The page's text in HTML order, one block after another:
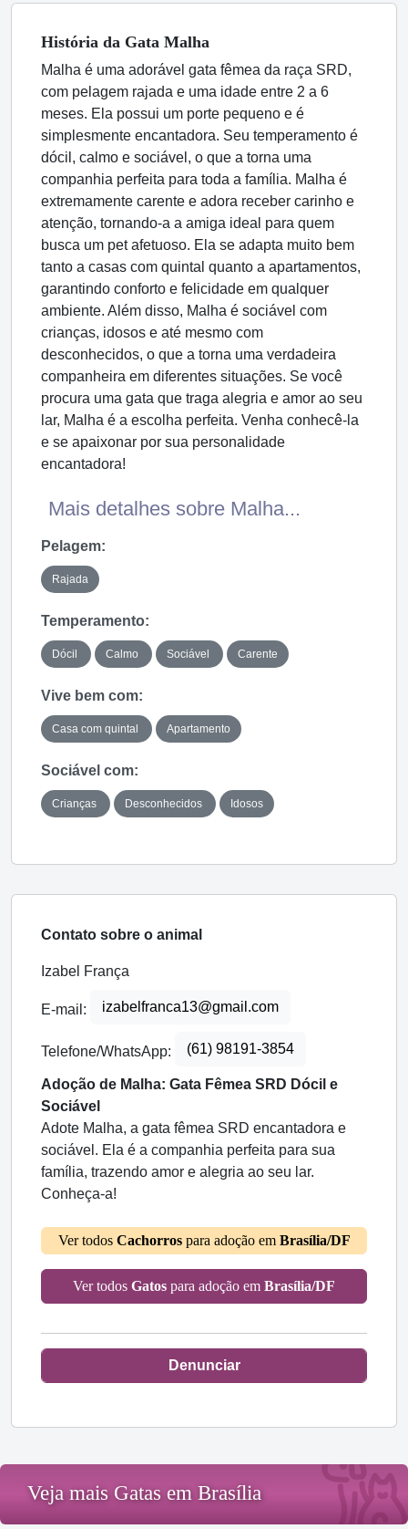
História da Gata Malha
Malha é uma adorável gata fêmea da raça SRD,
com pelagem rajada e uma idade entre 2 a 6
meses. Ela possui um porte pequeno e é
simplesmente encantadora. Seu temperamento é
dócil, calmo e sociável, o que a torna uma
companhia perfeita para toda a família. Malha é
extremamente carente e adora receber carinho e
atenção, tornando-a a amiga ideal para quem
busca um pet afetuoso. Ela se adapta muito bem
tanto a casas com quintal quanto a apartamentos,
garantindo conforto e felicidade em qualquer
ambiente. Além disso, Malha é sociável com
crianças, idosos e até mesmo com
desconhecidos, o que a torna uma verdadeira
companheira em diferentes situações. Se você
procura uma gata que traga alegria e amor ao seu
lar, Malha é a escolha perfeita. Venha conhecê-la
e se apaixonar por sua personalidade
encantadora!
Mais detalhes sobre Malha...
Pelagem:
Rajada
Temperamento:
Dócil Calmo Sociável Carente
Vive bem com:
Casa com quintal Apartamento
Sociável com:
Crianças Desconhecidos Idosos
Contato sobre o animal
Izabel França
E-mail: izabelfranca13@gmail.com
Telefone/WhatsApp: (61) 98191-3854
Adoção de Malha: Gata Fêmea SRD Dócil e
Sociável
Adote Malha, a gata fêmea SRD encantadora e
sociável. Ela é a companhia perfeita para sua
família, trazendo amor e alegria ao seu lar.
Conheça-a!
Ver todos Cachorrospara adoção em Brasília/DF
Ver todos Gatos para adoção em Brasília/DF
Denunciar
Veja mais Gatas em Brasília